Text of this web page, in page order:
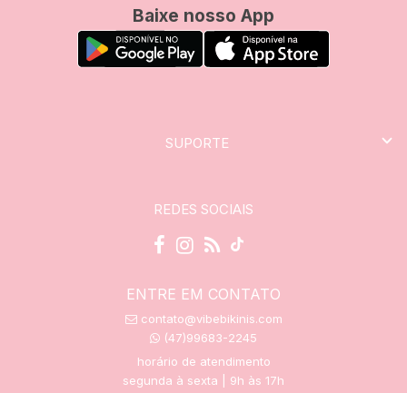
Baixe nosso App
SUPORTE
REDES SOCIAIS
ENTRE EM CONTATO
contato@vibebikinis.com
(47)99683-2245
horário de atendimento
segunda à sexta | 9h às 17h